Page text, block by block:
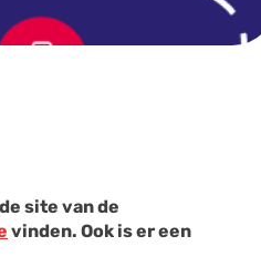
site van de
vinden. Ook is er een